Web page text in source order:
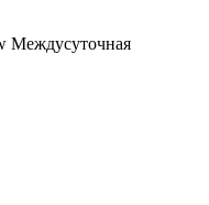
Междусуточная